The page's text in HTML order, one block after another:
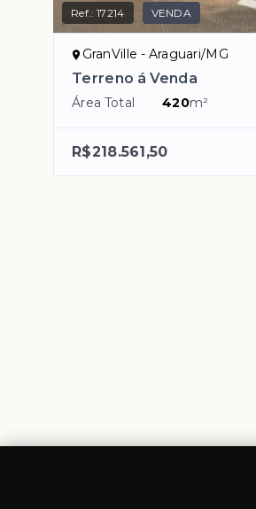
Ref.:17214 VENDA
GranVille - Araguari/MG
Terreno á Venda
Área Total 420m²
R$218.561,50